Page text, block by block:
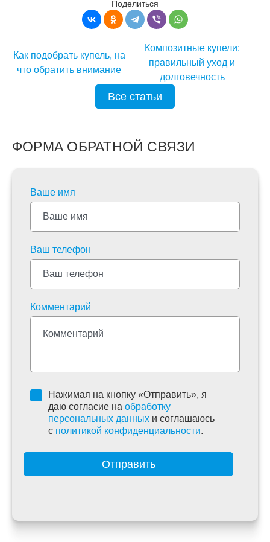
Поделиться
Как подобрать купель, на
что обратить внимание
Композитные купели:
правильный уход и
долговечность
Все статьи
ФОРМА ОБРАТНОЙ СВЯЗИ
Ваше имя
Ваш телефон
Комментарий
Нажимая на кнопку «Отправить», я
даю согласие на обработку
персональных данных и соглашаюсь
c политикой конфиденциальности.
Отправить